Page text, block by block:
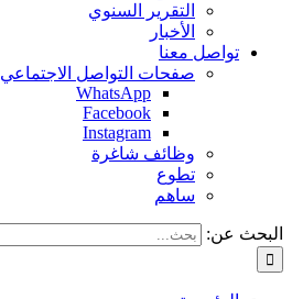
التقرير السنوي
الأخبار
تواصل معنا
صفحات التواصل الاجتماعي
WhatsApp
Facebook
Instagram
وظائف شاغرة
تطوع
ساهم
البحث عن: